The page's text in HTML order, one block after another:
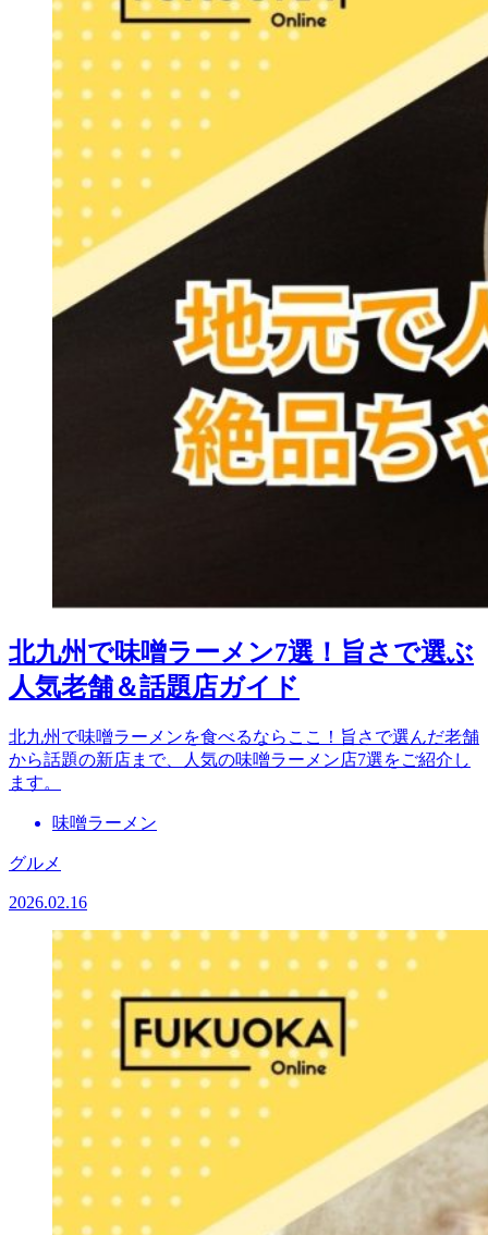
北九州で味噌ラーメン7選！旨さで選ぶ
人気老舗＆話題店ガイド
北九州で味噌ラーメンを食べるならここ！旨さで選んだ老舗
から話題の新店まで、人気の味噌ラーメン店7選をご紹介し
ます。
味噌ラーメン
グルメ
2026.02.16